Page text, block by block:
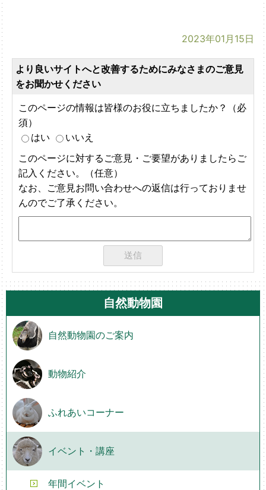
2023年01月15日
より良いサイトへと改善するためにみなさまのご意見
をお聞かせください
このページの情報は皆様のお役に立ちましたか？（必
須）
はい
いいえ
このページに対するご意見・ご要望がありましたらご
記入ください。（任意）
なお、ご意見お問い合わせへの返信は行っておりませ
んのでご了承ください。
自然動物園
自然動物園のご案内
動物紹介
ふれあいコーナー
イベント・講座
年間イベント